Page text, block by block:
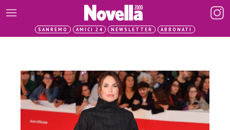
SANREMO AMICI 24 NEWSLETTER ABBONATI